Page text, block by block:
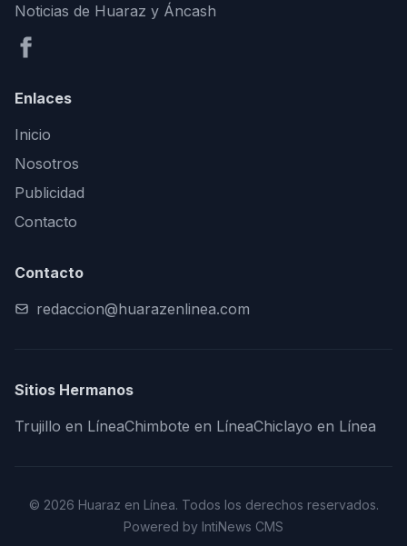
Noticias de Huaraz y Áncash
Enlaces
Inicio
Nosotros
Publicidad
Contacto
Contacto
redaccion@huarazenlinea.com
Sitios Hermanos
Trujillo en LíneaChimbote en LíneaChiclayo en Línea
© 2026 Huaraz en Línea. Todos los derechos reservados.
Powered by IntiNews CMS